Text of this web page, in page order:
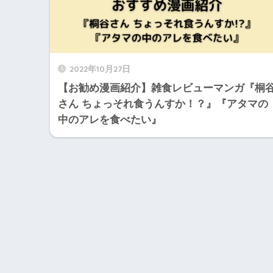
2022年10月27日
【お勧め漫画紹介】雑食レビューマンガ『桐
さん ちょっそれ食うんすか！？』『アタマの
中のアレを食べたい』